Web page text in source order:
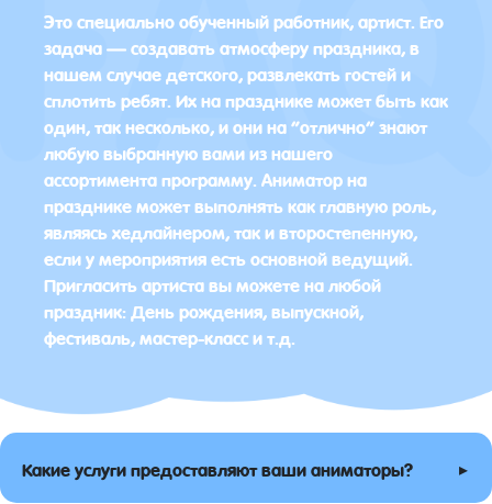
Это специально обученный работник, артист. Его
задача — создавать атмосферу праздника, в
нашем случае детского, развлекать гостей и
сплотить ребят. Их на празднике может быть как
один, так несколько, и они на “отлично” знают
любую выбранную вами из нашего
ассортимента программу. Аниматор на
празднике может выполнять как главную роль,
являясь хедлайнером, так и второстепенную,
если у мероприятия есть основной ведущий.
Пригласить артиста вы можете на любой
праздник: День рождения, выпускной,
фестиваль, мастер-класс и т.д.
Какие услуги предоставляют ваши аниматоры? ▸